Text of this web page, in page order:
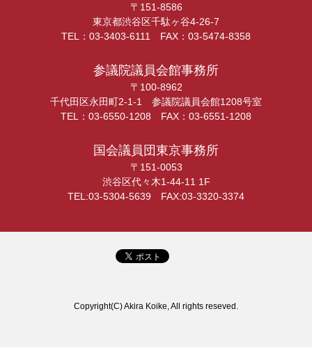
〒151-8586
東京都渋谷区千駄ヶ谷4-26-7
TEL：03-3403-6111 FAX：03-5474-8358
参議院議員会館事務所
〒100-8962
千代田区永田町2-1-1 参議院議員会館1208号室
TEL：03-6550-1208 FAX：03-6551-1208
国会議員団東京事務所
〒151-0053
渋谷区代々木1-44-11 1F
TEL:03-5304-5639 FAX:03-3320-3374
Copyright(C) Akira Koike, All rights reseved.